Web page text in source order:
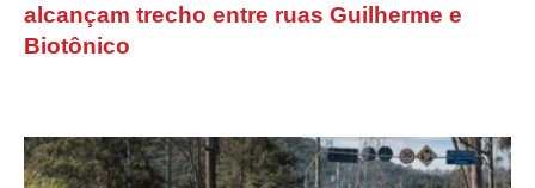
alcançam trecho entre ruas Guilherme e
Biotônico